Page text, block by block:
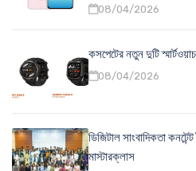
08/04/2026
কসপেটের নতুন দুটি
08/04/2026
ডিজিটাল সাংবাদিকতা
মাস্টারক্লাস